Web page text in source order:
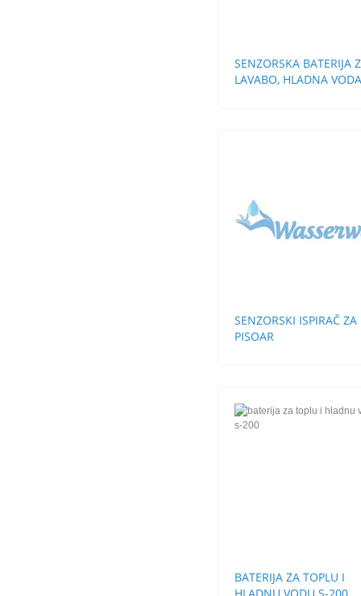
SENZORSKA BATERIJA
LAVABO, HLADNA VODA
SENZORSKI ISPIRAČ ZA
PISOAR
BATERIJA ZA TOPLU I